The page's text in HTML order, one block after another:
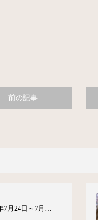
前の記事
7月24日～7月…